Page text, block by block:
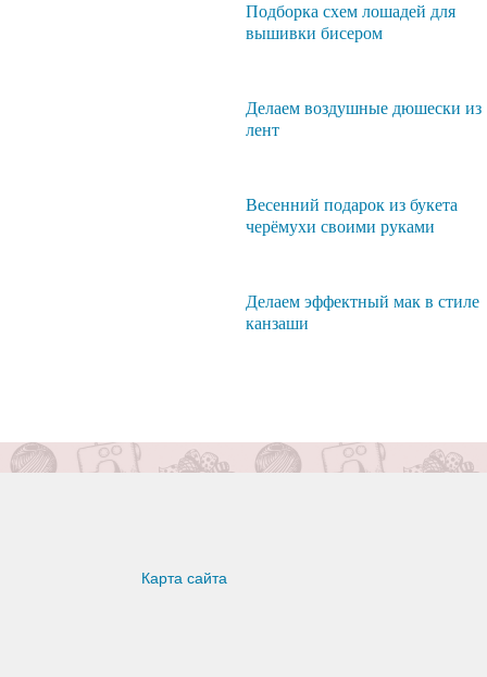
Подборка схем лошадей для
вышивки бисером
Делаем воздушные дюшески из
лент
Весенний подарок из букета
черёмухи своими руками
Делаем эффектный мак в стиле
канзаши
Карта сайта